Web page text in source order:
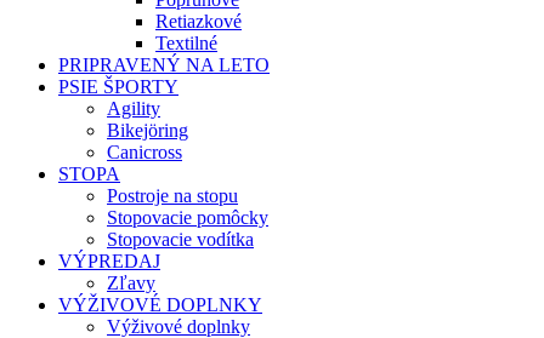
Retiazkové
Textilné
PRIPRAVENÝ NA LETO
PSIE ŠPORTY
Agility
Bikejöring
Canicross
STOPA
Postroje na stopu
Stopovacie pomôcky
Stopovacie vodítka
VÝPREDAJ
Zľavy
VÝŽIVOVÉ DOPLNKY
Výživové doplnky